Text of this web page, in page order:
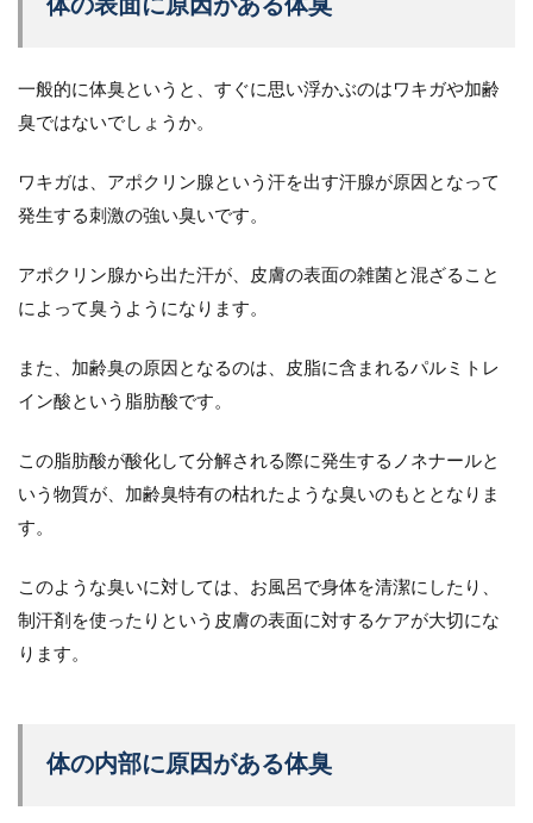
体の表面に原因がある体臭
一般的に体臭というと、すぐに思い浮かぶのはワキガや加齢
臭ではないでしょうか。
ワキガは、アポクリン腺という汗を出す汗腺が原因となって
発生する刺激の強い臭いです。
アポクリン腺から出た汗が、皮膚の表面の雑菌と混ざること
によって臭うようになります。
また、加齢臭の原因となるのは、皮脂に含まれるパルミトレ
イン酸という脂肪酸です。
この脂肪酸が酸化して分解される際に発生するノネナールと
いう物質が、加齢臭特有の枯れたような臭いのもととなりま
す。
このような臭いに対しては、お風呂で身体を清潔にしたり、
制汗剤を使ったりという皮膚の表面に対するケアが大切にな
ります。
体の内部に原因がある体臭